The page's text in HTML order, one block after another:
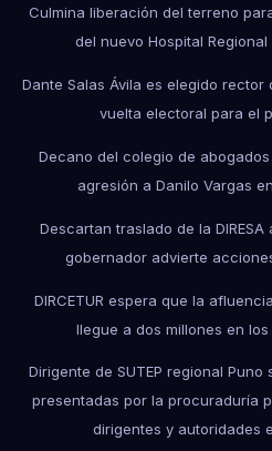
Culmina liberación del terreno
del nuevo Hospital
Dante Salas Ávila es elegido rector
vuelta electoral para el
Decano del colegio de
agresión a Danilo Vargas
Descartan traslado de la DIRESA
gobernador advierte
DIRCETUR espera que la
llegue a dos millones en
Dirigente de SUTEP regional
presentadas por la procuraduría
dirigentes y autoridades